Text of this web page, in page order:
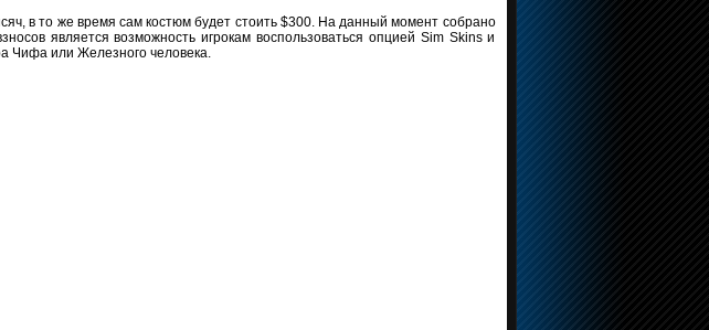
в то же время сам костюм будет стоить $300. На данный момент собрано
является возможность игрокам воспользоваться опцией Sim Skins и
Чифа или Железного человека.